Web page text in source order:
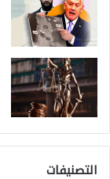
التصنيفات